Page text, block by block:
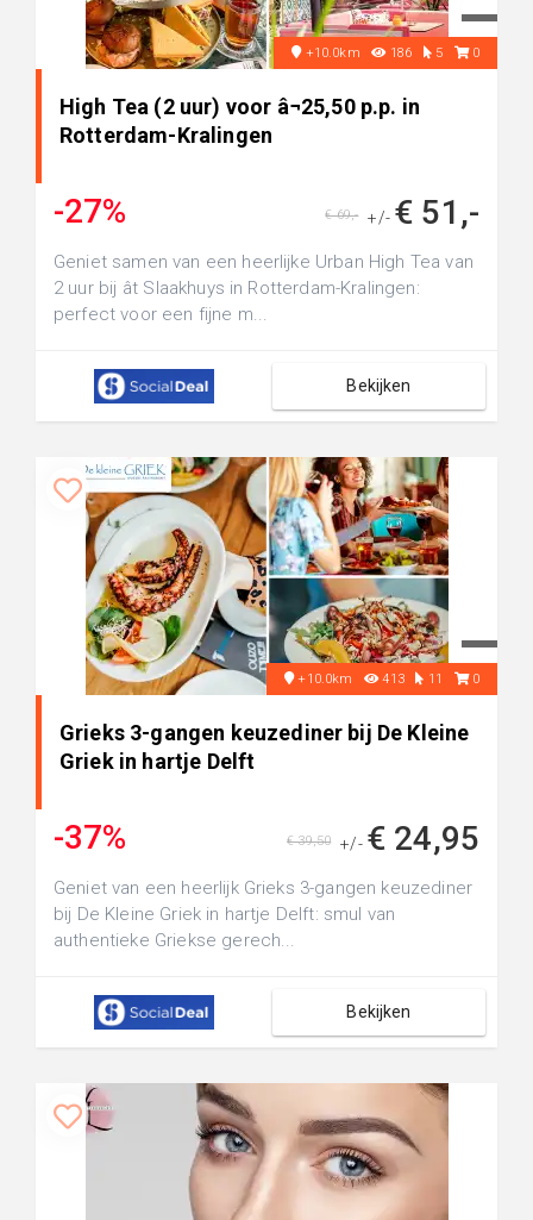
+10.0km 186 5 0
High Tea (2 uur) voor â¬25,50 p.p. in
Rotterdam-Kralingen
-27% +/- € 51,-
€ 69,-
Geniet samen van een heerlijke Urban High Tea van
2 uur bij ât Slaakhuys in Rotterdam-Kralingen:
perfect voor een fijne m...
Bekijken
+10.0km 413 11 0
Grieks 3-gangen keuzediner bij De Kleine
Griek in hartje Delft
-37% +/- € 24,95
€ 39,50
Geniet van een heerlijk Grieks 3-gangen keuzediner
bij De Kleine Griek in hartje Delft: smul van
authentieke Griekse gerech...
Bekijken